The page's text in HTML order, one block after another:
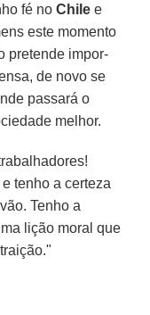
fé noChile e
este momento
pretende impor-
de novo se
passará o
melhor.
tenho a certeza
Tenho a
lição moral que